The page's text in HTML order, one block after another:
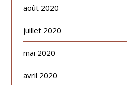
août 2020
juillet 2020
mai 2020
avril 2020